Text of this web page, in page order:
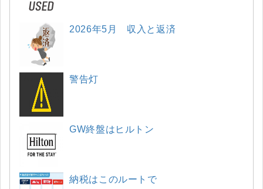
2026年5月 収入と返済
警告灯
GW終盤はヒルトン
納税はこのルートで